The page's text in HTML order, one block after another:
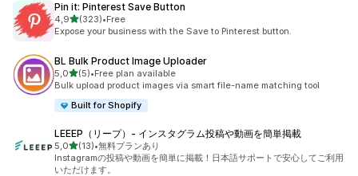
Pin it: Pinterest Save Button
4,9de 5 estrelas
(323)
323 total de avaliações
•Free
Expose your business with the Save to Pinterest button.
BL Bulk Product Image Uploader
5,0de 5 estrelas
(5)
5 total de avaliações
•Free plan available
Bulk upload product images via smart file-name matching tool
Built for Shopify
LEEEP（リープ）‑ インスタグラム投稿や動画を簡単掲載
5,0de 5 estrelas
(13)
13 total de avaliações
•無料プランあり
Instagramの投稿や動画を簡単に掲載！日本語サポートで安心してご利用
いただけます。